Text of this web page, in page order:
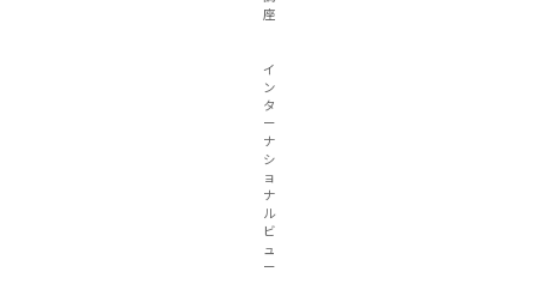
座
イ
ン
タ
ー
ナ
シ
ョ
ナ
ル
ビ
ュ
ー